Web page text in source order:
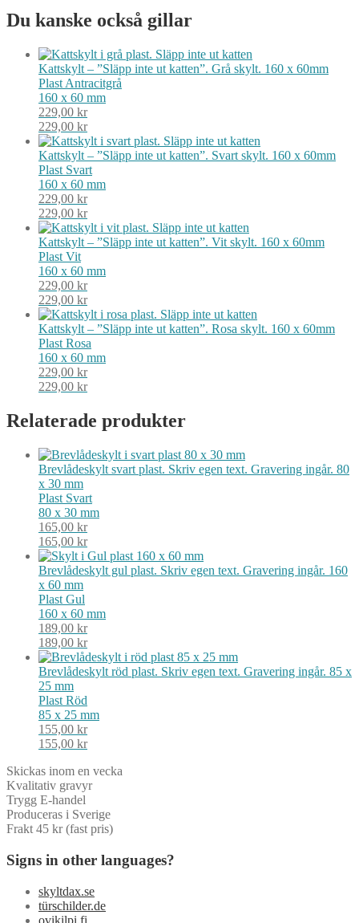
Du kanske också gillar
Kattskylt – ”Släpp inte ut katten”. Grå skylt. 160 x 60mm
Plast Antracitgrå
160 x 60 mm
229,00 kr
229,00 kr
Kattskylt – ”Släpp inte ut katten”. Svart skylt. 160 x 60mm
Plast Svart
160 x 60 mm
229,00 kr
229,00 kr
Kattskylt – ”Släpp inte ut katten”. Vit skylt. 160 x 60mm
Plast Vit
160 x 60 mm
229,00 kr
229,00 kr
Kattskylt – ”Släpp inte ut katten”. Rosa skylt. 160 x 60mm
Plast Rosa
160 x 60 mm
229,00 kr
229,00 kr
Relaterade produkter
Brevlådeskylt svart plast. Skriv egen text. Gravering ingår. 80
x 30 mm
Plast Svart
80 x 30 mm
165,00 kr
165,00 kr
Brevlådeskylt gul plast. Skriv egen text. Gravering ingår. 160
x 60 mm
Plast Gul
160 x 60 mm
189,00 kr
189,00 kr
Brevlådeskylt röd plast. Skriv egen text. Gravering ingår. 85 x
25 mm
Plast Röd
85 x 25 mm
155,00 kr
155,00 kr
Skickas inom en vecka
Kvalitativ gravyr
Trygg E-handel
Produceras i Sverige
Frakt 45 kr (fast pris)
Signs in other languages?
skyltdax.se
türschilder.de
ovikilpi.fi